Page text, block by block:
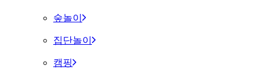
숲놀이
집단놀이
캠핑